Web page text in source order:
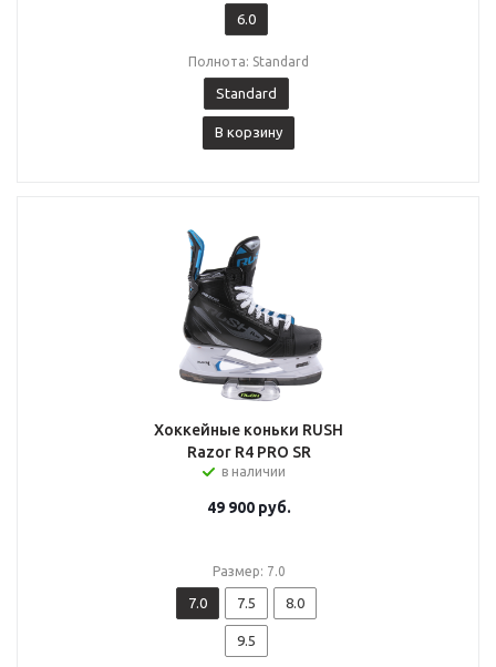
6.0
Полнота: Standard
Standard
В корзину
Хоккейные коньки RUSH
Razor R4 PRO SR
в наличии
49 900руб.
Размер: 7.0
7.0 7.5 8.0
9.5